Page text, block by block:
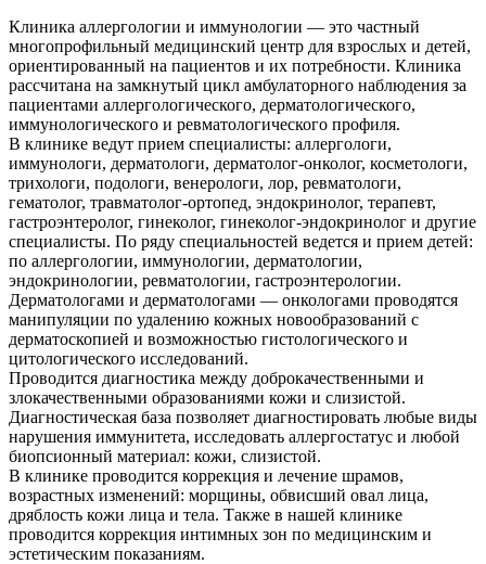
Клиника аллергологии и иммунологии — это частный
многопрофильный медицинский центр для взрослых и детей,
ориентированный на пациентов и их потребности. Клиника
рассчитана на замкнутый цикл амбулаторного наблюдения за
пациентами аллергологического, дерматологического,
иммунологического и ревматологического профиля.
В клинике ведут прием специалисты: аллергологи,
иммунологи, дерматологи, дерматолог-онколог, косметологи,
трихологи, подологи, венерологи, лор, ревматологи,
гематолог, травматолог-ортопед, эндокринолог, терапевт,
гастроэнтеролог, гинеколог, гинеколог-эндокринолог и другие
специалисты. По ряду специальностей ведется и прием детей:
по аллергологии, иммунологии, дерматологии,
эндокринологии, ревматологии, гастроэнтерологии.
Дерматологами и дерматологами — онкологами проводятся
манипуляции по удалению кожных новообразований с
дерматоскопией и возможностью гистологического и
цитологического исследований.
Проводится диагностика между доброкачественными и
злокачественными образованиями кожи и слизистой.
Диагностическая база позволяет диагностировать любые виды
нарушения иммунитета, исследовать аллергостатус и любой
биопсионный материал: кожи, слизистой.
В клинике проводится коррекция и лечение шрамов,
возрастных изменений: морщины, обвисший овал лица,
дряблость кожи лица и тела. Также в нашей клинике
проводится коррекция интимных зон по медицинским и
эстетическим показаниям.